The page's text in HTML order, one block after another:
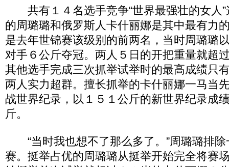
共有１４名选手竞争“世界最强壮的女人”
的周璐璐和俄罗斯人卡什丽娜是其中最有力
是去年世锦赛该级别的前两名，当时周璐璐
对手６公斤夺冠。两人５日的开把重量就超
其他选手完成三次抓举试举时的最高成绩只
两人实力超群。擅长抓举的卡什丽娜一马当
战世界纪录，以１５１公斤的新世界纪录成
斤。
“当时我也想不了那么多了。”周璐璐排除
赛。挺举占优的周璐璐从挺举开始完全将赛